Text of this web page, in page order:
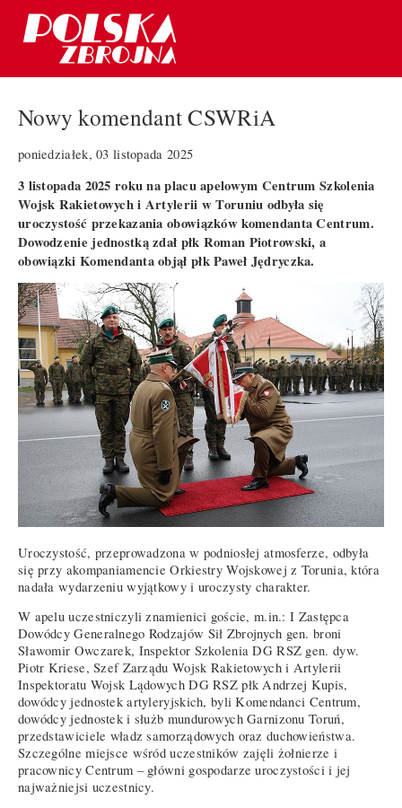
Nowy komendant CSWRiA
poniedziałek, 03 listopada 2025
3 listopada 2025 roku na placu apelowym Centrum Szkolenia
Wojsk Rakietowych i Artylerii w Toruniu odbyła się
uroczystość przekazania obowiązków komendanta Centrum.
Dowodzenie jednostką zdał płk Roman Piotrowski, a
obowiązki Komendanta objął płk Paweł Jędryczka.
Uroczystość, przeprowadzona w podniosłej atmosferze, odbyła
się przy akompaniamencie Orkiestry Wojskowej z Torunia, która
nadała wydarzeniu wyjątkowy i uroczysty charakter.
W apelu uczestniczyli znamienici goście, m.in.: I Zastępca
Dowódcy Generalnego Rodzajów Sił Zbrojnych gen. broni
Sławomir Owczarek, Inspektor Szkolenia DG RSZ gen. dyw.
Piotr Kriese, Szef Zarządu Wojsk Rakietowych i Artylerii
Inspektoratu Wojsk Lądowych DG RSZ płk Andrzej Kupis,
dowódcy jednostek artyleryjskich, byli Komendanci Centrum,
dowódcy jednostek i służb mundurowych Garnizonu Toruń,
przedstawiciele władz samorządowych oraz duchowieństwa.
Szczególne miejsce wśród uczestników zajęli żołnierze i
pracownicy Centrum – główni gospodarze uroczystości i jej
najważniejsi uczestnicy.